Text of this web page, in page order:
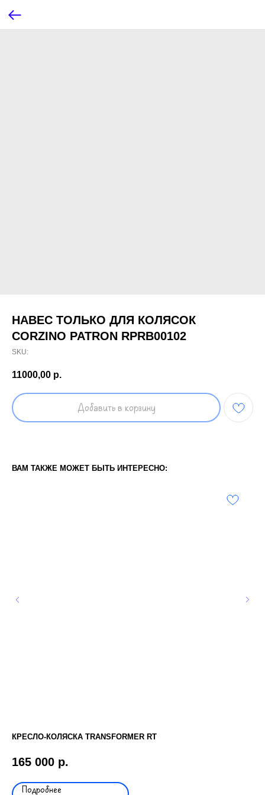
НАВЕС ТОЛЬКО ДЛЯ КОЛЯСОК
CORZINO PATRON RPRB00102
SKU:
11000,00 р.
Добавить в корзину
ВАМ ТАКЖЕ МОЖЕТ БЫТЬ ИНТЕРЕСНО:
КРЕСЛО-КОЛЯСКА TRANSFORMER RT
165 000 р.
Подробнее